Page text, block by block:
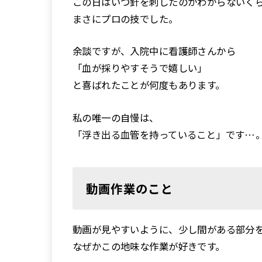
まさにプロの技でした。
余談ですが、入院中に看護師さんから
「血が採りやすそうで嬉しい」
と喜ばれたことが何度もあります。
私の唯一の自慢は、
「浮き出る血管を持っていること」です…。
動画作業のこと
動画が見やすいように、少し間がある部分
なぜかこの地味な作業が好きです。